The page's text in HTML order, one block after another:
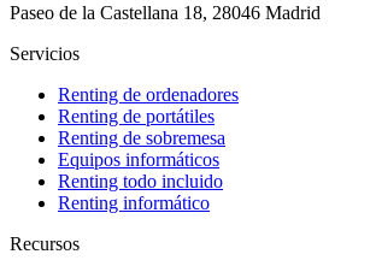
Paseo de la Castellana 18, 28046 Madrid
Servicios
Renting de ordenadores
Renting de portátiles
Renting de sobremesa
Equipos informáticos
Renting todo incluido
Renting informático
Recursos